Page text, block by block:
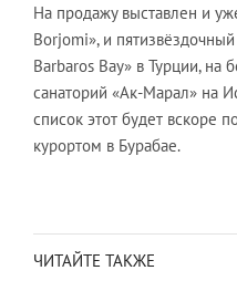
На продажу выставлен и
Borjomi», и
Barbaros Bay» в Турции, на
санаторий «Ак-Марал» на
список этот будет вскоре
курортом в Бурабае.
ЧИТАЙТЕ ТАКЖЕ